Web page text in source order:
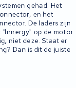
gehad. Het
en het
De laders zijn
"Innergy" op de motor
niet deze. Staat er
Dan is dit de juiste